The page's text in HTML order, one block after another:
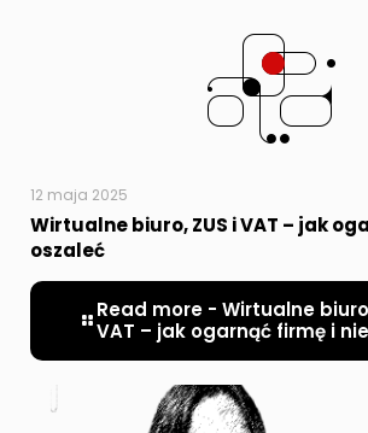
12 maja 2025
Wirtualne biuro, ZUS i VAT – jak
oszaleć
Read more - Wirtualne
VAT – jak ogarnąć firmę i